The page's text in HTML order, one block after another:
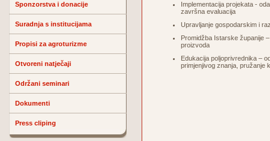
Sponzorstva i donacije
Suradnja s institucijama
Propisi za agroturizme
Otvoreni natječaji
Održani seminari
Dokumenti
Press cliping
Implementacija projekata -
završna evaluacija
Upravljanje gospodarskim i
Promidžba Istarske županije
proizvoda
Edukacija poljoprivrednika –
primjenjivog znanja, pružanje